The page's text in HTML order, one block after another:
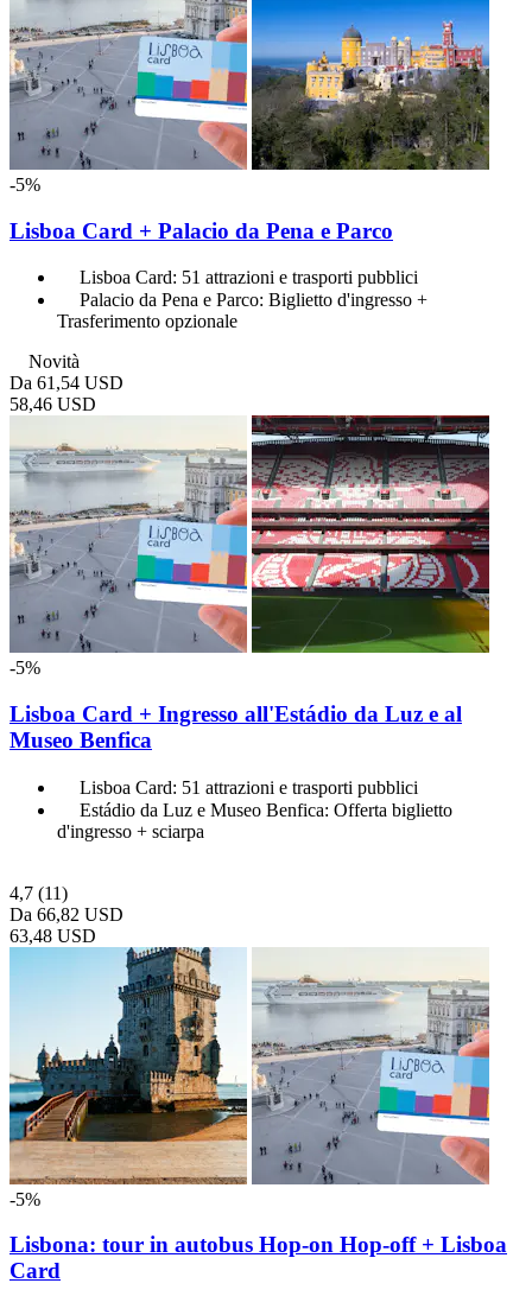
-5%
Lisboa Card + Palacio da Pena e Parco
Lisboa Card: 51 attrazioni e trasporti pubblici
Palacio da Pena e Parco: Biglietto d'ingresso +
Trasferimento opzionale
Novità
Da 61,54 USD
58,46 USD
-5%
Lisboa Card + Ingresso all'Estádio da Luz e al
Museo Benfica
Lisboa Card: 51 attrazioni e trasporti pubblici
Estádio da Luz e Museo Benfica: Offerta biglietto
d'ingresso + sciarpa
4,7 (11)
Da 66,82 USD
63,48 USD
-5%
Lisbona: tour in autobus Hop-on Hop-off + Lisboa
Card